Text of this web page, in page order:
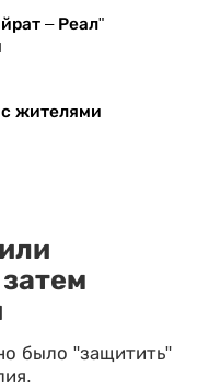
– Реал"
жителями
было "защитить"